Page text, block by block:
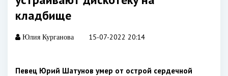
кладбище
Юлия Курганова 15-07-2022 20:14
Певец Юрий Шатунов умер от острой сердечной